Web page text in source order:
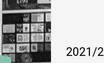
2021/